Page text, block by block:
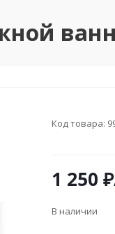
Код товара:
1 250 ₽
В наличии